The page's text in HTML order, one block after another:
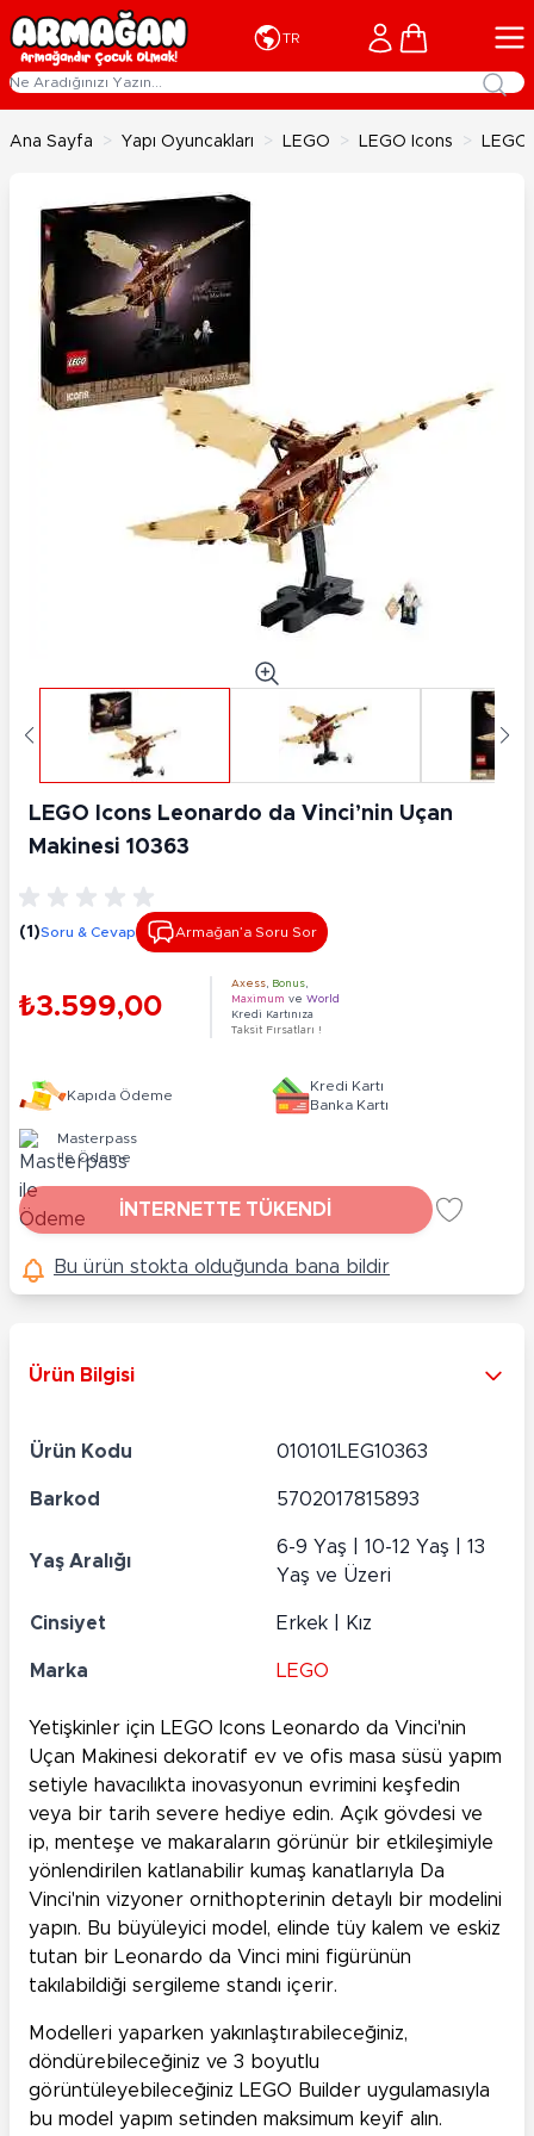
İçeriğe geç
TR Cart
Ana Sayfa > Yapı Oyuncakları > LEGO > LEGO Icons >
LEGO Icons Leonardo da Vinci’nin Uçan
Makinesi 10363
(1)Soru & Cevap Armağan’a Soru Sor
₺3.599,00
Axess Bonus
Maximum ve World
Kredi Kartınıza
Taksit Fırsatları !
Kapıda Ödeme
Kredi Kartı
Banka Kartı
Masterpass
ile Ödeme
İNTERNETTE TÜKENDİ
Bu ürün stokta olduğunda bana bildir
Ürün Bilgisi
Ürün Kodu 010101LEG10363
Barkod 5702017815893
Yaş Aralığı
6-9 Yaş | 10-12 Yaş | 13
Yaş ve Üzeri
Cinsiyet Erkek | Kız
Marka LEGO
Yetişkinler için LEGO Icons Leonardo da Vinci'nin
Uçan Makinesi dekoratif ev ve ofis masa süsü yapım
setiyle havacılıkta inovasyonun evrimini keşfedin
veya bir tarih severe hediye edin. Açık gövdesi ve
ip, menteşe ve makaraların görünür bir etkileşimiyle
yönlendirilen katlanabilir kumaş kanatlarıyla Da
Vinci'nin vizyoner ornithopterinin detaylı bir modelini
yapın. Bu büyüleyici model, elinde tüy kalem ve eskiz
tutan bir Leonardo da Vinci mini figürünün
takılabildiği sergileme standı içerir.
Modelleri yaparken yakınlaştırabileceğiniz,
döndürebileceğiniz ve 3 boyutlu
görüntüleyebileceğiniz LEGO Builder uygulamasıyla
bu model yapım setinden maksimum keyif alın.